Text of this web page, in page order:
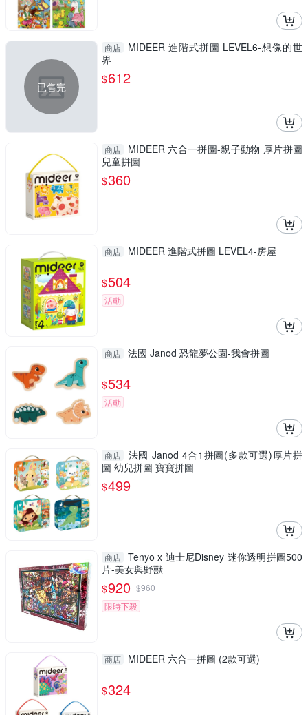
已售完
商店
MIDEER 進階式拼圖 LEVEL6-想像的世
界
$612
商店
MIDEER 六合一拼圖-親子動物 厚片拼圖
兒童拼圖
$360
商店 MIDEER 進階式拼圖 LEVEL4-房屋
$504
活動
商店 法國 Janod 恐龍夢公園-我會拼圖
$534
活動
商店
法國 Janod 4合1拼圖(多款可選)厚片拼
圖 幼兒拼圖 寶寶拼圖
$499
商店 Tenyo x 迪士尼Disney 迷你透明拼圖500
片-美女與野獸
$920 $960
限時下殺
商店 MIDEER 六合一拼圖 (2款可選)
$324